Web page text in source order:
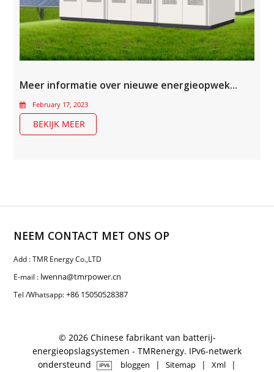
Meer informatie over nieuwe energieopwekking
February 17, 2023
BEKIJK MEER
NEEM CONTACT MET ONS OP
Add : TMR Energy Co.,LTD
E-mail : lwenna@tmrpower.cn
Tel /Whatsapp:+86 15050528387
© 2026 Chinese fabrikant van batterij-
energieopslagsystemen - TMRenergy. IPv6-netwerk
ondersteund
bloggen | Sitemap | Xml |